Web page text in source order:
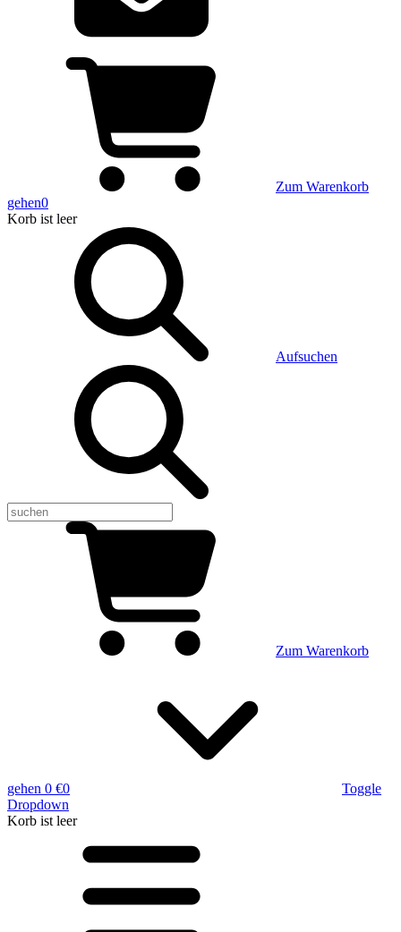
Zum Warenkorb
gehen0
Korb ist leer
Aufsuchen
Zum Warenkorb
gehen 0 €0
Toggle
Dropdown
Korb ist leer